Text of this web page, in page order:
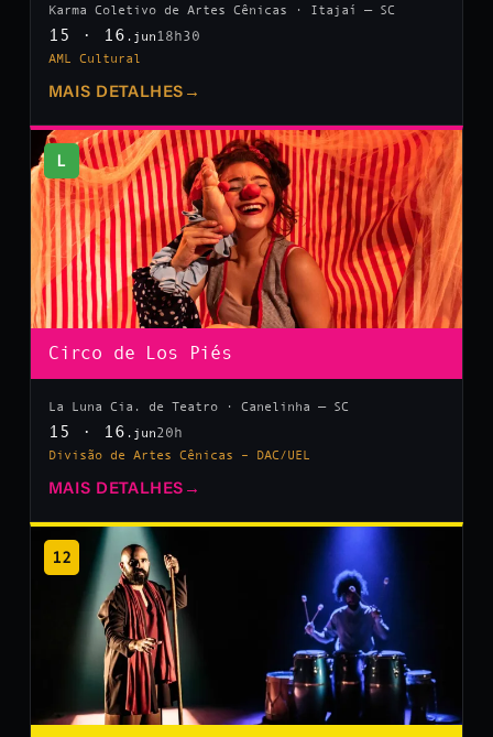
Karma Coletivo de Artes Cênicas · Itajaí — SC
15 · 16 .jun 18h30
AML Cultural
MAIS DETALHES →
L
Circo de Los Piés
La Luna Cia. de Teatro · Canelinha — SC
15 · 16 .jun20h
Divisão de Artes Cênicas – DAC/UEL
MAIS DETALHES →
12